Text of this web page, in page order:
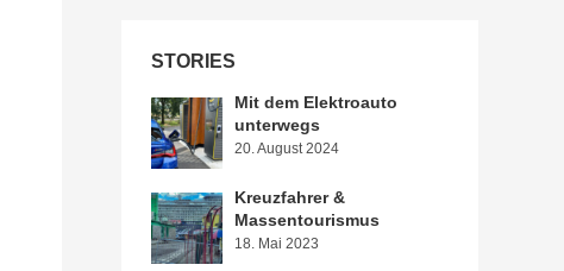
STORIES
Mit dem Elektroauto
unterwegs
20. August 2024
Kreuzfahrer &
Massentourismus
18. Mai 2023